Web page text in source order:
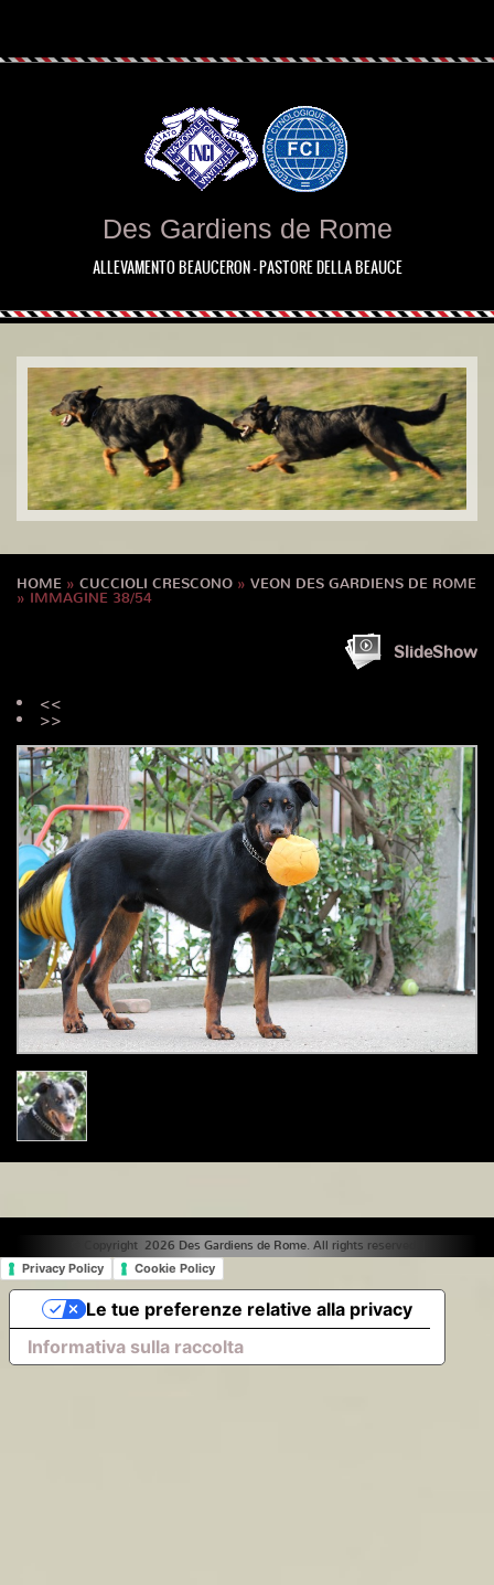
Des Gardiens de Rome
ALLEVAMENTO BEAUCERON - PASTORE DELLA BEAUCE
HOME » CUCCIOLI CRESCONO » VEON DES GARDIENS DE ROME
» IMMAGINE 38/54
SlideShow
<<
>>
© Copyright 2026 Des Gardiens de Rome. All rights reserved. |
Privacy Policy Cookie Policy
Informativa sulla raccolta
Le tue preferenze relative alla privacy